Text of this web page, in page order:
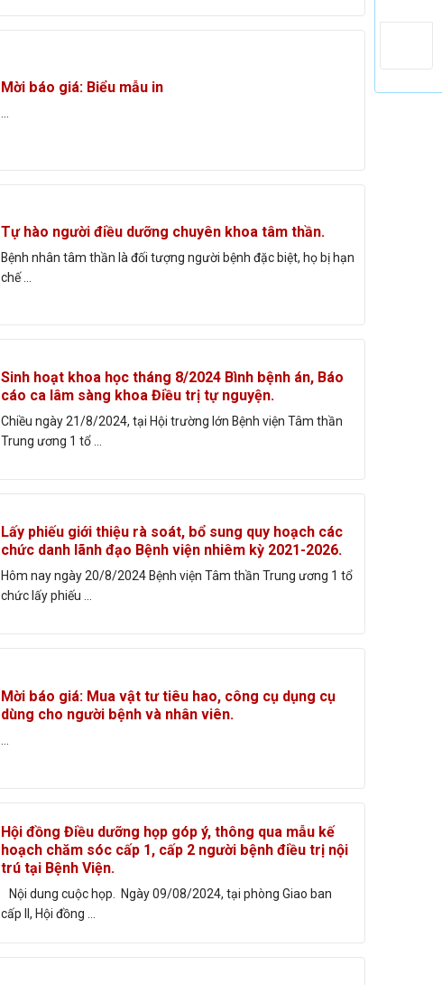
Mời báo giá: Biểu mẫu in
Tự hào người điều dưỡng chuyên khoa tâm thần.
Bệnh nhân tâm thần là đối tượng người bệnh đặc biệt, họ bị hạn
chế ...
Sinh hoạt khoa học tháng 8/2024 Bình bệnh án, Báo
cáo ca lâm sàng khoa Điều trị tự nguyện.
Chiều ngày 21/8/2024, tại Hội trường lớn Bệnh viện Tâm thần
Trung ương 1 tổ ...
Lấy phiếu giới thiệu rà soát, bổ sung quy hoạch các
chức danh lãnh đạo Bệnh viện nhiêm kỳ 2021-2026.
Hôm nay ngày 20/8/2024 Bệnh viện Tâm thần Trung ương 1 tổ
chức lấy phiếu ...
Mời báo giá: Mua vật tư tiêu hao, công cụ dụng cụ
dùng cho người bệnh và nhân viên.
Hội đồng Điều dưỡng họp góp ý, thông qua mẫu kế
hoạch chăm sóc cấp 1, cấp 2 người bệnh điều trị nội
trú tại Bệnh Viện.
Nội dung cuộc họp. Ngày 09/08/2024, tại phòng Giao ban
cấp ll, Hội đồng ...